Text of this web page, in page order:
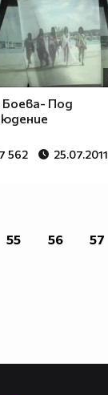
Боева- Под
562 25.07.2011
55 56 57